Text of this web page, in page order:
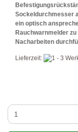
Sockeldurchmesser
ein optisch
Rauchwarnmelder
Nacharbeiten
Lieferzeit: